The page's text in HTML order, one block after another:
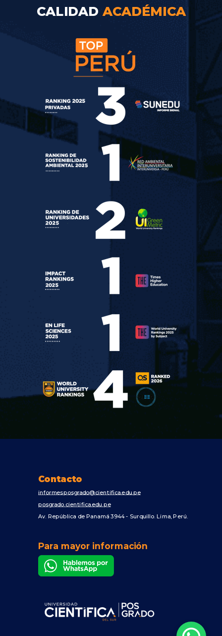
CALIDAD ACADÉMICA
Para mayor información
Contacto
informesposgrado@cientifica.edu.pe
posgrado.cientifica.edu.pe
Av. República de Panamá 3944 - Surquillo. Lima, Perú.